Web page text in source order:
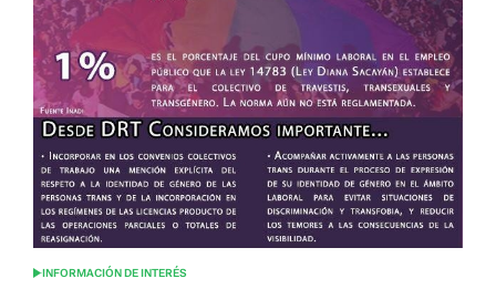
POSTED
INFORMACIÓN DE INTERÉS